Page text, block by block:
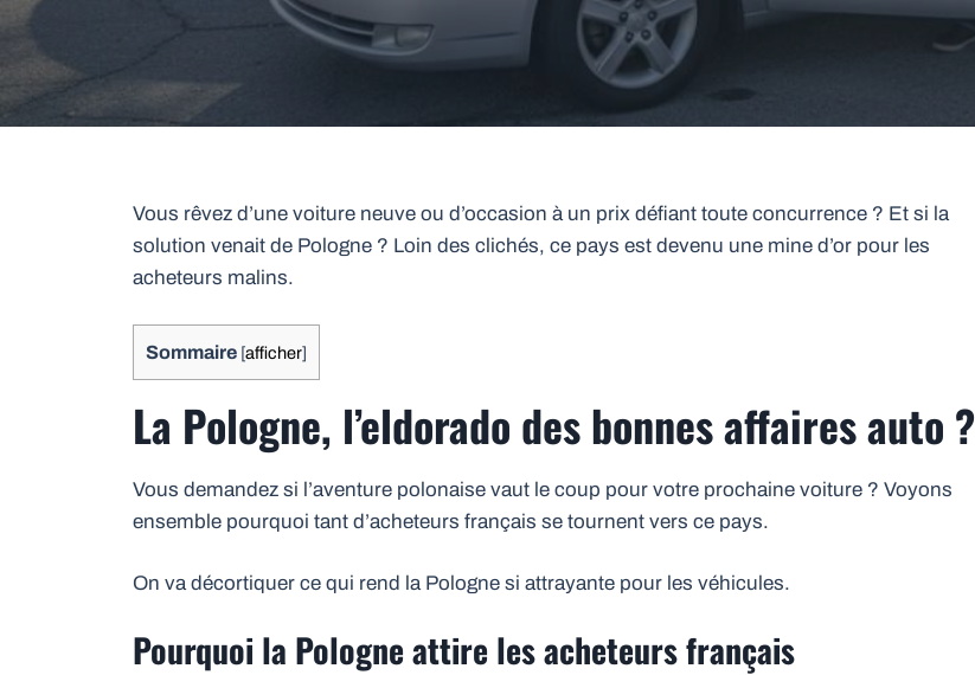
Vous rêvez d’une voiture neuve ou d’occasion à un prix défiant toute concurrence ? Et si la
solution venait de Pologne ? Loin des clichés, ce pays est devenu une mine d’or pour les
acheteurs malins.
Sommaire [afficher]
La Pologne, l’eldorado des bonnes affaires auto ?
Vous demandez si l’aventure polonaise vaut le coup pour votre prochaine voiture ? Voyons
ensemble pourquoi tant d’acheteurs français se tournent vers ce pays.
On va décortiquer ce qui rend la Pologne si attrayante pour les véhicules.
Pourquoi la Pologne attire les acheteurs français